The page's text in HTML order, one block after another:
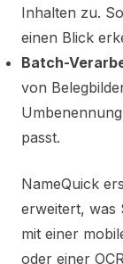
Inhalten zu.
einen Blick
Batch-
von
passt.
NameQuick
erweitert, was
mit einer
oder einer